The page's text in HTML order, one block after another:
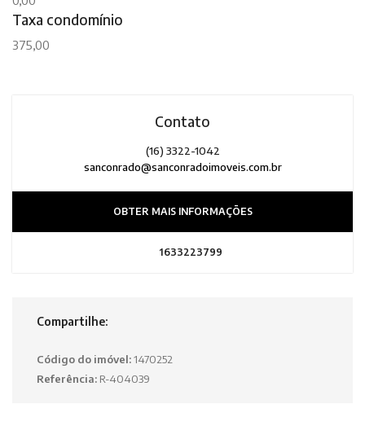
Taxa condomínio
375,00
Contato
(16) 3322-1042
sanconrado@sanconradoimoveis.com.br
OBTER MAIS INFORMAÇÕES
1633223799
Compartilhe:
Código do imóvel:1470252
Referência: R-404039